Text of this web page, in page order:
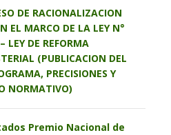
DE RACIONALIZACION
EL MARCO DE LA LEY N°
LEY DE REFORMA
(PUBLICACION DEL
PRECISIONES Y
NORMATIVO)
Premio Nacional de